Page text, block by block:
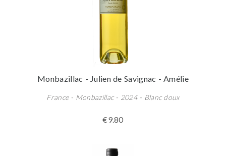
Monbazillac - Julien de Savignac - Amélie
France - Monbazillac - 2024 - Blanc doux
€9.80